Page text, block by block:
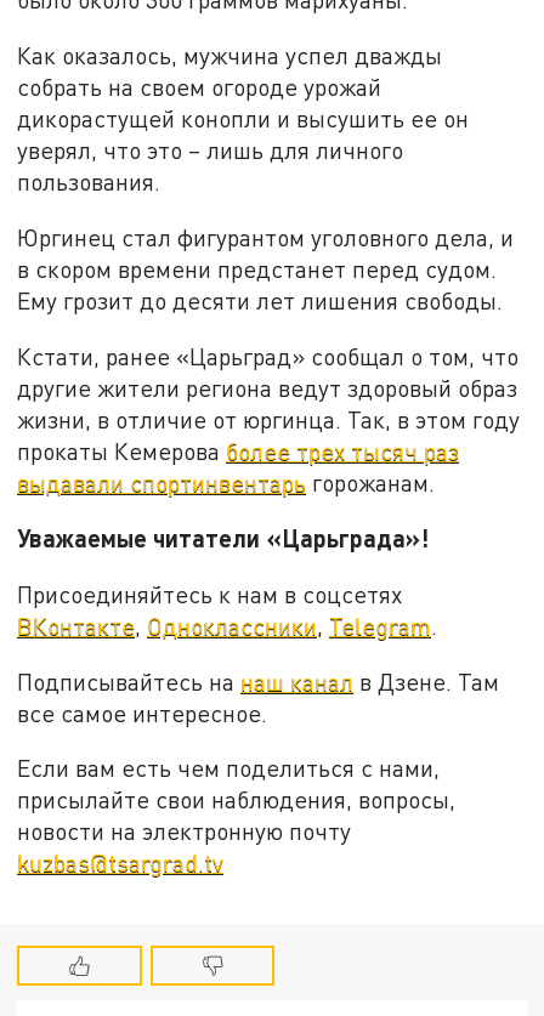
Как оказалось, мужчина успел дважды
собрать на своем огороде урожай
дикорастущей конопли и высушить ее он
уверял, что это – лишь для личного
пользования.
Юргинец стал фигурантом уголовного дела, и
в скором времени предстанет перед судом.
Ему грозит до десяти лет лишения свободы.
Кстати, ранее «Царьград» сообщал о том, что
другие жители региона ведут здоровый образ
жизни, в отличие от юргинца. Так, в этом году
прокаты Кемерова более трех тысяч раз
выдавали спортинвентарь горожанам.
Уважаемые читатели «Царьграда»!
Присоединяйтесь к нам в соцсетях
ВКонтакте, Одноклассники, Telegram.
Подписывайтесь на наш канал в Дзене. Там
все самое интересное.
Если вам есть чем поделиться с нами,
присылайте свои наблюдения, вопросы,
новости на электронную почту
kuzbas@tsargrad.tv